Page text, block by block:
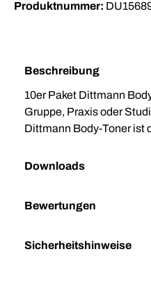
Produktnummer:
Beschreibung
10er Paket Dittmann
Gruppe, Praxis oder
Dittmann Body-Toner ist
Downloads
Bewertungen
Sicherheitshinweise